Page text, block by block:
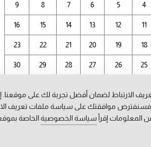
أغسطس 2026
4
5
6
7
8
9
11
12
13
14
15
16
18
19
20
21
22
23
25
26
27
28
29
30
الارتباط لضمان أفضل تجربة لك على موقعنا.
فسنفترض موافقتك على سياسة ملفات تعريف
المعلومات إقرأ سياسة الخصوصيةالخاصة